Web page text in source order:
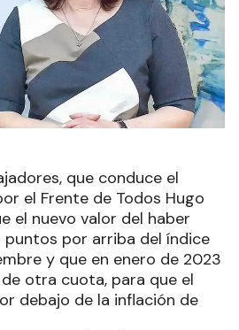
que conduce el
el Frente de Todos Hugo
el nuevo valor del haber
puntos por arriba del índice
y que en enero de 2023
otra cuota, para que el
debajo de la inflación de